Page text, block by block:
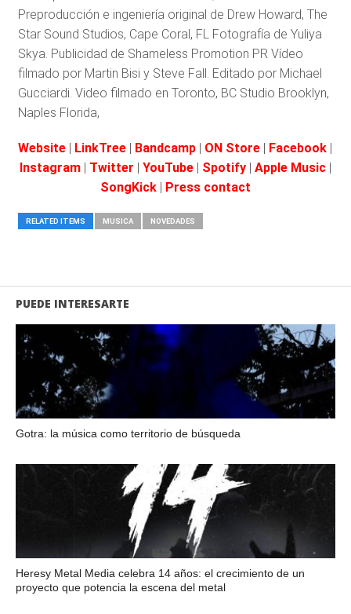
Preproducción e ingeniería original de Drew Howard, The
Star Sound Studios, Cape Coral, FL Fotografía de Yuliya
Skya. Publicidad de Shameless Promotion PR Vídeo
filmado por Martin Bisi y Steve Fall. Editado por Michael
Gucciardi. Video filmado en Toronto, BC Studio Brooklyn,
Naples Florida,
Website | LinkTree | Bandcamp | ON Store | Facebook |
Instagram| Twitter | YouTube| Spotify| Apple Music |
SongKick| Press contact
RELATED ITEMS MUSICA NOVEDADES
PUEDE INTERESARTE
Gotra: la música como territorio de búsqueda
Heresy Metal Media celebra 14 años: el crecimiento de un
proyecto que potencia la escena del metal